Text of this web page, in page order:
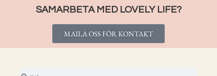
SAMARBETA MED LOVELY LIFE?
MAILA OSS FÖR KONTAKT